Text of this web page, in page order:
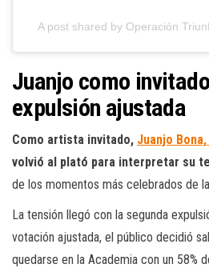
A post shared by Operación
Juanjo como
expulsión ajustada
Como artista invitado, Juanjo
volvió al plató para interpretar su
de los momentos más celebrados de
La tensión llegó con la segunda
votación ajustada, el público decidió
quedarse en la Academia con un 58%